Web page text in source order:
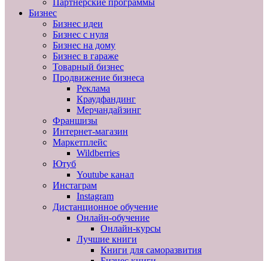
Партнерские программы
Бизнес
Бизнес идеи
Бизнес с нуля
Бизнес на дому
Бизнес в гараже
Товарный бизнес
Продвижение бизнеса
Реклама
Краудфандинг
Мерчандайзинг
Франшизы
Интернет-магазин
Маркетплейс
Wildberries
Ютуб
Youtube канал
Инстаграм
Instagram
Дистанционное обучение
Онлайн-обучение
Онлайн-курсы
Лучшие книги
Книги для саморазвития